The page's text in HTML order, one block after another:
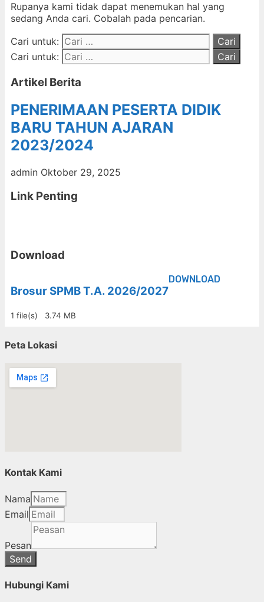
Rupanya kami tidak dapat menemukan hal yang
sedang Anda cari. Cobalah pada pencarian.
Cari untuk:
Cari untuk:
Artikel Berita
PENERIMAAN PESERTA DIDIK
BARU TAHUN AJARAN
2023/2024
admin Oktober 29, 2025
Link Penting
Download
Brosur SPMB T.A. 2026/2027
1 file(s) 3.74 MB
DOWNLOAD
Peta Lokasi
Kontak Kami
Nama
Email
Pesan
Send
Hubungi Kami